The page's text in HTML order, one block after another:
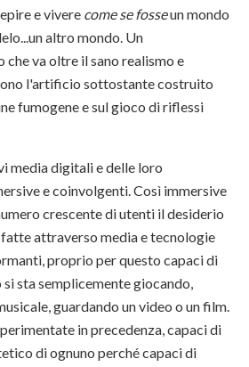
e vivere come se fosseun mondo
altro mondo. Un
va oltre il sano realismo e
l'artificio sottostante costruito
fumogene e sul gioco di riflessi
media digitali e delle loro
e coinvolgenti. Così immersive
crescente di utenti il desiderio
attraverso media e tecnologie
proprio per questo capaci di
sta semplicemente giocando,
guardando un video o un film.
in precedenza, capaci di
di ognuno perché capaci di